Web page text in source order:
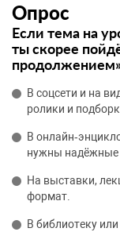
Опрос
Если тема на
ты скорее
В соцсети и на
ролики и
В
нужны
На выставки,
формат.
В библиотеку